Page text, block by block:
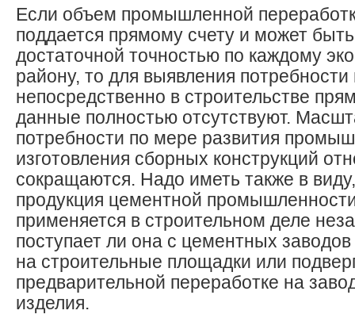
Если объем промышленной
поддается прямому счету и может
достаточной точностью по каждому
району, то для выявления
непосредственно в строительстве
данные полностью отсутствуют.
потребности по мере развития
изготовления сборных конструкций
сокращаются. Надо иметь также в
продукция цементной
применяется в строительном деле
поступает ли она с цементных
на строительные площадки или
предварительной переработке на
изделия.